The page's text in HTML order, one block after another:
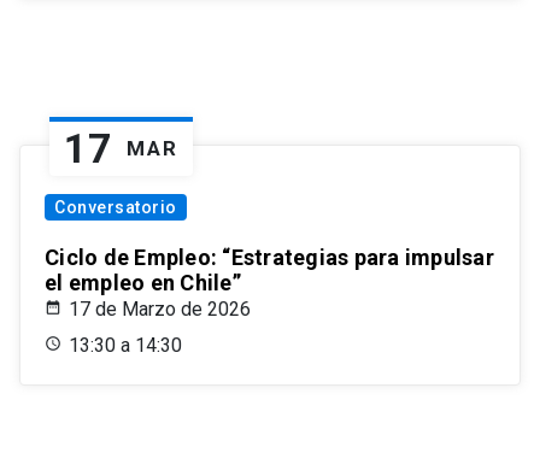
17 MAR
Conversatorio
Ciclo de Empleo: “Estrategias para impulsar
el empleo en Chile”
17 de Marzo de 2026
13:30 a 14:30